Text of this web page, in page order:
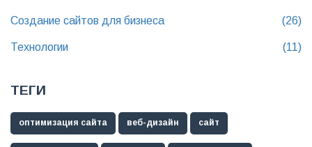
Создание сайтов для бизнеса (26)
Технологии (11)
ТЕГИ
оптимизация сайта веб-дизайн сайт